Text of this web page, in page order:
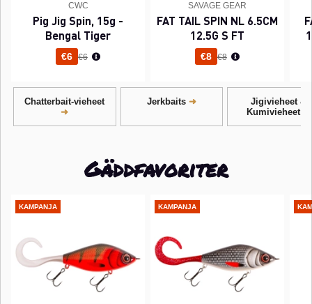
CWC
Pig Jig Spin, 15g -
Bengal Tiger
€6 Normaali hinta
€6
SAVAGE GEAR
FAT TAIL SPIN NL 6.5CM
12.5G S FT
€8 Normaali hinta
€8
Chatterbait-vieheet Jerkbaits
Jigivieheet &
Kumivieheet
Gäddfavoriter
KAMPANJA KAMPANJA